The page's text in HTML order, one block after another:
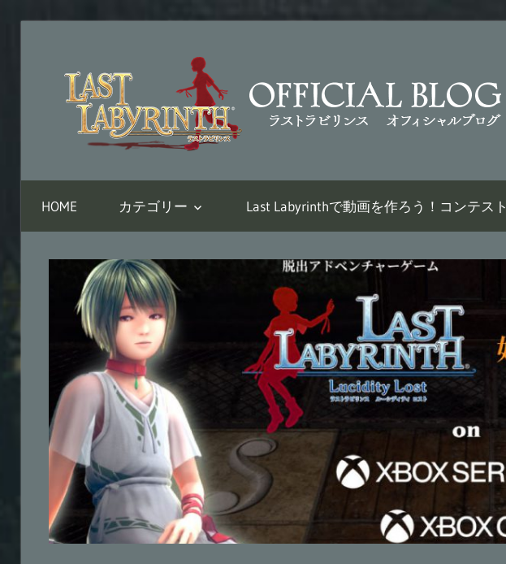
脱
出
ア
ゲ
ー
ム
『Last
Labyrinth』
公
式
HOME カテゴリー Last Labyrinthで動画を作ろう！コンテスト